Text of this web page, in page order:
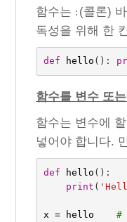
함수는 : (콜론)
독성을 위해 한
def hello ():
함수를 변수 또
함수는 변수에
넣어야 합니다.
def hello ():
print (
x = hello
#